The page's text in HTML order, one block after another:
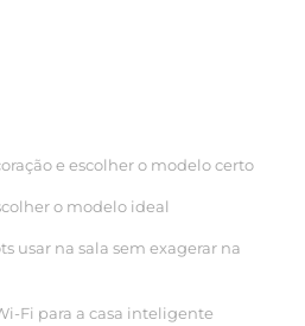
e escolher o modelo certo
o modelo ideal
usar na sala sem exagerar na
Fi para a casa inteligente